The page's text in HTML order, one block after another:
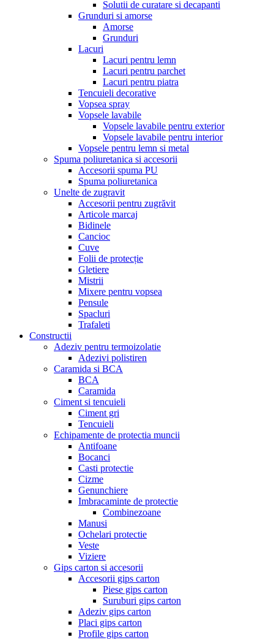
Solutii de curatare si decapanti
Grunduri si amorse
Amorse
Grunduri
Lacuri
Lacuri pentru lemn
Lacuri pentru parchet
Lacuri pentru piatra
Tencuieli decorative
Vopsea spray
Vopsele lavabile
Vopsele lavabile pentru exterior
Vopsele lavabile pentru interior
Vopsele pentru lemn si metal
Spuma poliuretanica si accesorii
Accesorii spuma PU
Spuma poliuretanica
Unelte de zugravit
Accesorii pentru zugrăvit
Articole marcaj
Bidinele
Cancioc
Cuve
Folii de protecție
Gletiere
Mistrii
Mixere pentru vopsea
Pensule
Spacluri
Trafaleti
Constructii
Adeziv pentru termoizolatie
Adezivi polistiren
Caramida si BCA
BCA
Caramida
Ciment si tencuieli
Ciment gri
Tencuieli
Echipamente de protectia muncii
Antifoane
Bocanci
Casti protectie
Cizme
Genunchiere
Imbracaminte de protectie
Combinezoane
Manusi
Ochelari protectie
Veste
Viziere
Gips carton si accesorii
Accesorii gips carton
Piese gips carton
Suruburi gips carton
Adeziv gips carton
Placi gips carton
Profile gips carton